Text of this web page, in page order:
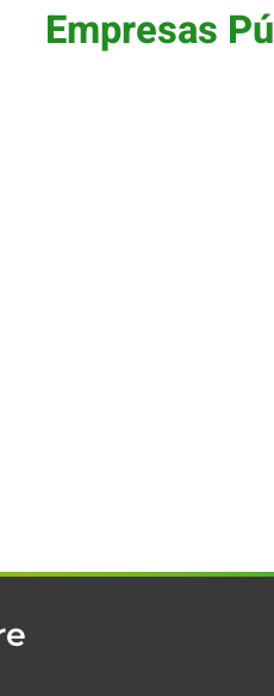
Empresas